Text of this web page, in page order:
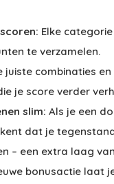
Elke
te verzamelen.
juiste combinaties
je score verder
slim: Als je een
dat je
– een extra laag
bonusactie laat